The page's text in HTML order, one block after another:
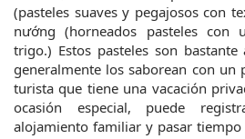
(pasteles suaves y pegajosos con
nướng (horneados pasteles con
trigo.) Estos pasteles son
generalmente los saborean con un
turista que tiene una vacación
ocasión especial, puede
alojamiento familiar y pasar tiempo